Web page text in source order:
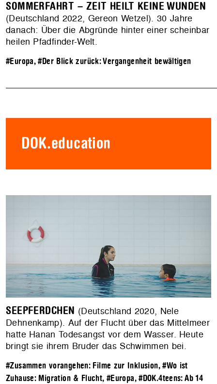
SOMMERFAHRT – ZEIT HEILT KEINE WUNDEN
(Deutschland 2022, Gereon Wetzel). 30 Jahre
danach: Über die Abgründe hinter einer scheinbar
heilen Pfadfinder-Welt.
#Europa,#Der Blick zurück: Vergangenheit bewältigen
DOK.education
SEEPFERDCHEN (Deutschland 2020, Nele
Dehnenkamp). Auf der Flucht über das Mittelmeer
hatte Hanan Todesangst vor dem Wasser. Heute
bringt sie ihrem Bruder das Schwimmen bei.
#Zusammen vorangehen: Filme zur Inklusion,#Wo ist
Zuhause: Migration & Flucht, #Europa,#DOK.4teens: Ab 14